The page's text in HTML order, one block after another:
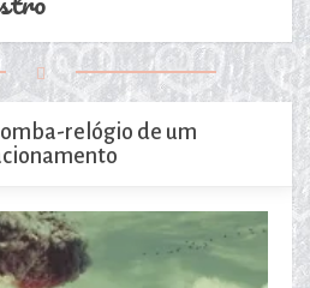
relógio de um